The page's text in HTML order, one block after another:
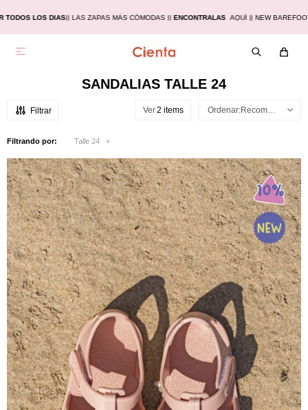
LOS DIAS|| LAS ZAPAS MÁS CÓMODAS ||ENCONTRALASAQUÍ || NEW BAREFOOT

SANDALIAS TALLE 24
Ver Recomendados
Filtrando por: Talle 24